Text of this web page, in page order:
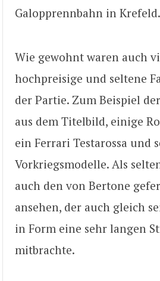
Galopprennbahn in Krefeld.
Wie gewohnt waren auch
hochpreisige und seltene
der Partie. Zum Beispiel
aus dem Titelbild, einige
ein Ferrari Testarossa und
Vorkriegsmodelle. Als
auch den von Bertone
ansehen, der auch gleich
in Form eine sehr langen
mitbrachte.